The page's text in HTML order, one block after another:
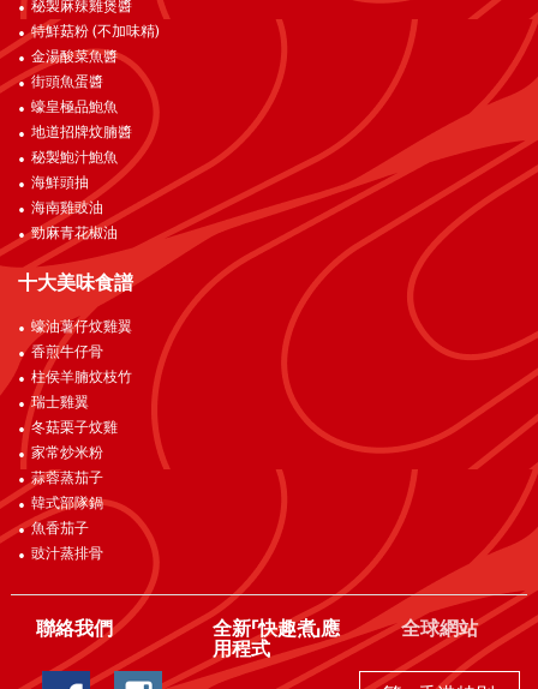
秘製麻辣雞煲醬
特鮮菇粉 (不加味精)
金湯酸菜魚醬
街頭魚蛋醬
蠔皇極品鮑魚
地道招牌炆腩醬
秘製鮑汁鮑魚
海鮮頭抽
海南雞豉油
勁麻青花椒油
十大美味食譜
蠔油薯仔炆雞翼
香煎牛仔骨
柱侯羊腩炆枝竹
瑞士雞翼
冬菇栗子炆雞
家常炒米粉
蒜蓉蒸茄子
韓式部隊鍋
魚香茄子
豉汁蒸排骨
聯絡我們
全新「快趣煮」應
用程式
全球網站